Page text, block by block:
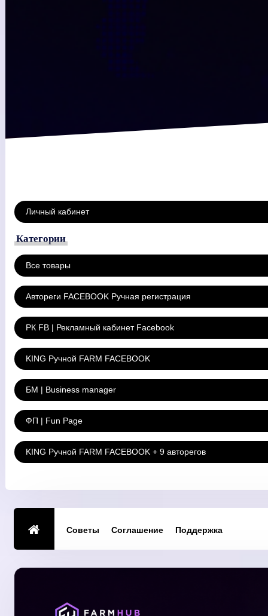
Личный кабинет
Категории
Все товары
Автореги FACEBOOK Ручная регистрация
РК FB | Рекламный кабинет Facebook
KING Ручной FARM FACEBOOK
БМ | Business manager
ФП | Fun Page
KING Ручной FARM FACEBOOK + 9 авторегов
Советы Соглашение Поддержка